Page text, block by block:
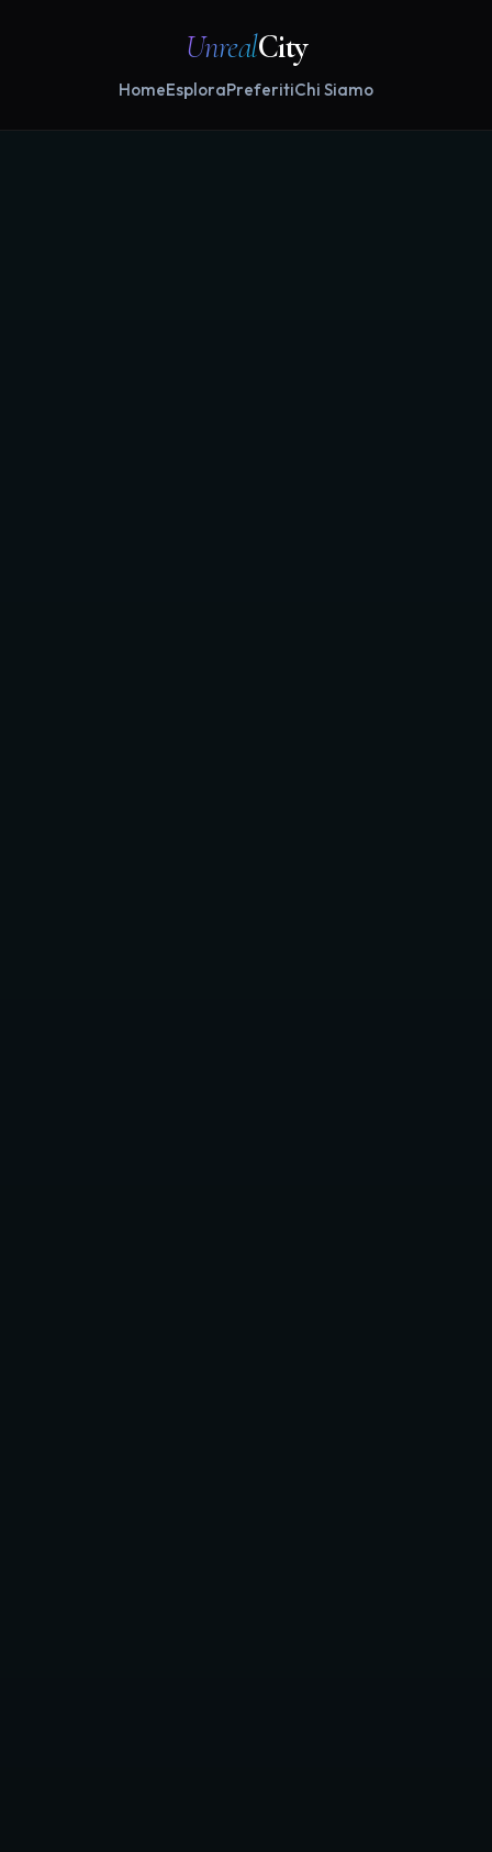
UnrealCity
HomeEsploraPreferitiChi Siamo